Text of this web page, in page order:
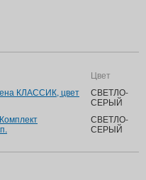
Цвет
КЛАССИК, цвет
СВЕТЛО-
СЕРЫЙ
СВЕТЛО-
СЕРЫЙ